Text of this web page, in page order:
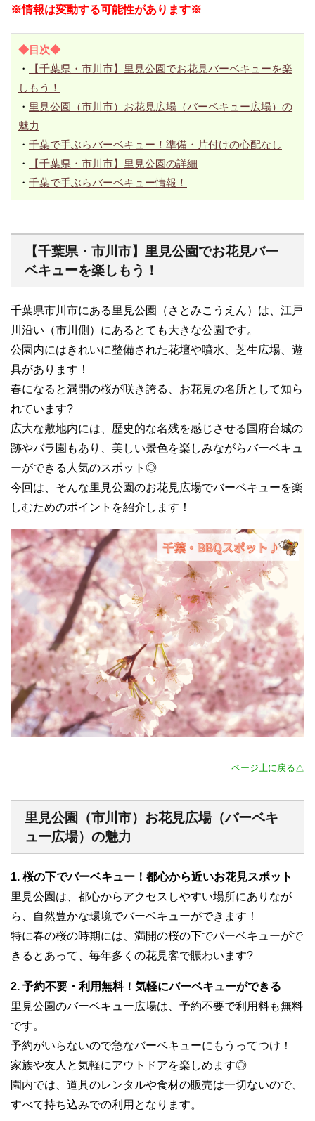
※情報は変動する可能性があります※
◆目次◆
・
【千葉県・市川市】里見公園でお花見バーベキューを楽
しもう！
・ 里見公園（市川市）お花見広場（バーベキュー広場）の
魅力
・ 千葉で手ぶらバーベキュー！準備・片付けの心配なし
・
【千葉県・市川市】里見公園の詳細
・ 千葉で手ぶらバーベキュー情報！
【千葉県・市川市】里見公園でお花見バー
ベキューを楽しもう！
千葉県市川市にある里見公園（さとみこうえん）は、江戸
川沿い（市川側）にあるとても大きな公園です。
公園内にはきれいに整備された花壇や噴水、芝生広場、遊
具があります！
春になると満開の桜が咲き誇る、お花見の名所として知ら
れています?
広大な敷地内には、歴史的な名残を感じさせる国府台城の
跡やバラ園もあり、美しい景色を楽しみながらバーベキュ
ーができる人気のスポット◎
今回は、そんな里見公園のお花見広場でバーベキューを楽
しむためのポイントを紹介します！
ページ上に戻る△
里見公園（市川市）お花見広場（バーベキ
ュー広場）の魅力
1. 桜の下でバーベキュー！都心から近いお花見スポット
里見公園は、都心からアクセスしやすい場所にありなが
ら、自然豊かな環境でバーベキューができます！
特に春の桜の時期には、満開の桜の下でバーベキューがで
きるとあって、毎年多くの花見客で賑わいます?
2. 予約不要・利用無料！気軽にバーベキューができる
里見公園のバーベキュー広場は、予約不要で利用料も無料
です。
予約がいらないので急なバーベキューにもうってつけ！
家族や友人と気軽にアウトドアを楽しめます◎
園内では、道具のレンタルや食材の販売は一切ないので、
すべて持ち込みでの利用となります。